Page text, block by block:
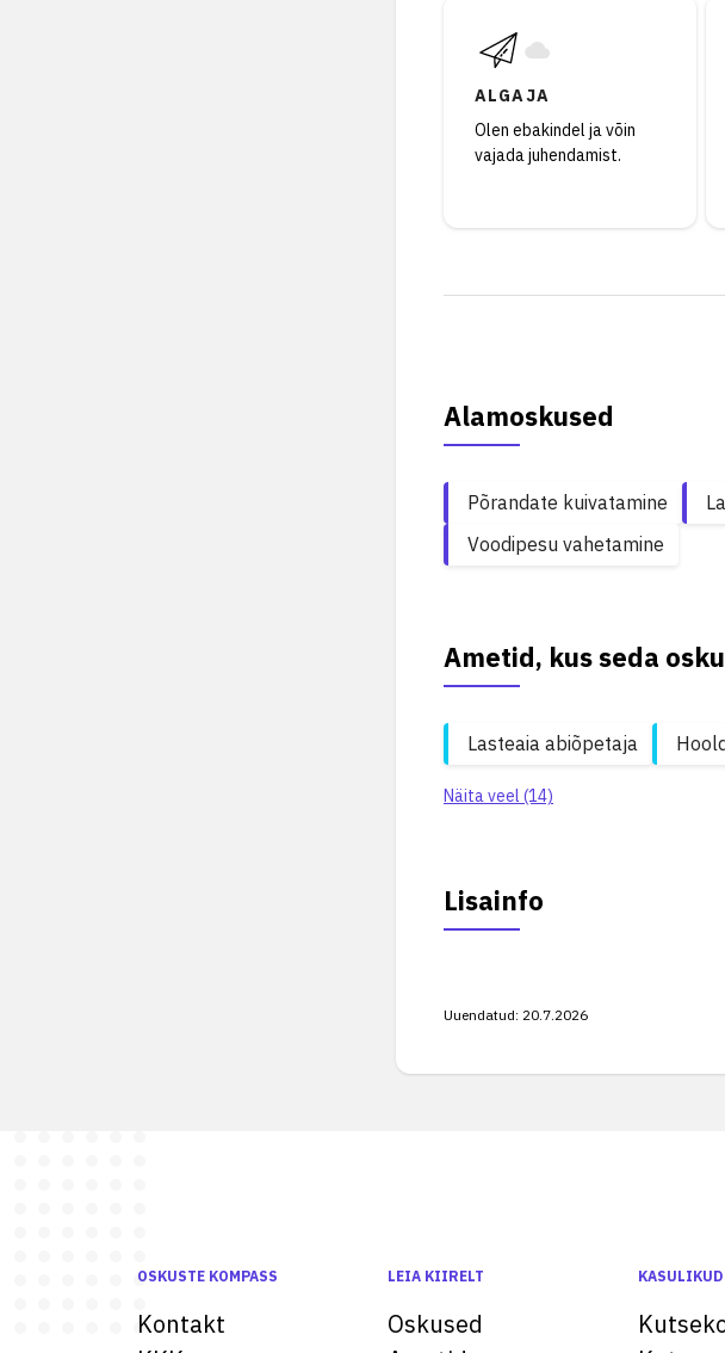
ALGAJA
Olen ebakindel ja võin
vajada juhendamist.
Alamoskused
Põrandate kuivatamine
Voodipesu vahetamine
Ametid, kus seda
Lasteaia abiõpetaja
Näita veel (14)
Lisainfo
Uuendatud: 20.7.2026
OSKUSTE KOMPASS
Kontakt
LEIA KIIRELT
Oskused